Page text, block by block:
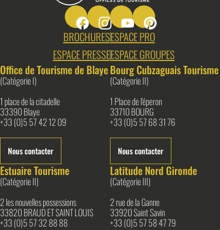
Blaye Bourg Terres d&#039;Estuaire
Suivez-nous sur Facebook
Suivez-nous sur Instagram
Suivez-nous sur Youtube
Suivez-nous sur
BROCHURESESPACE PRO
ESPACE PRESSEESPACE GROUPES
Office de Tourisme de Blaye
(Catégorie I)
1 place de la citadelle
33390 Blaye
+33 (0)5 57 42 12 09
Nous contacter
Bourg Cubzaguais Tourisme
(Catégorie II)
1 Place de l'éperon
33710 BOURG
+33 (0)5 57 68 31 76
Nous contacter
Estuaire Tourisme
(Catégorie II)
2 les nouvelles possessions
33820 BRAUD ET SAINT LOUIS
+33 (0)5 57 32 88 88
Latitude Nord Gironde
(Catégorie III)
2 rue de la Ganne
33920 Saint Savin
+33 (0)5 57 58 47 79